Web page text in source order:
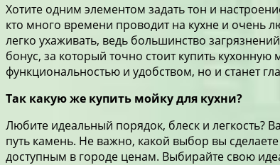
Хотите одним элементом задать тон и
кто много времени проводит на кухне и очень
легко ухаживать, ведь большинство
бонус, за который точно стоит купить
функциональностью и удобством, но и станет
Так какую же купить мойку для кухни?
Любите идеальный порядок, блеск и легкость?
путь камень. Не важно, какой выбор вы
доступным в городе ценам. Выбирайте свою